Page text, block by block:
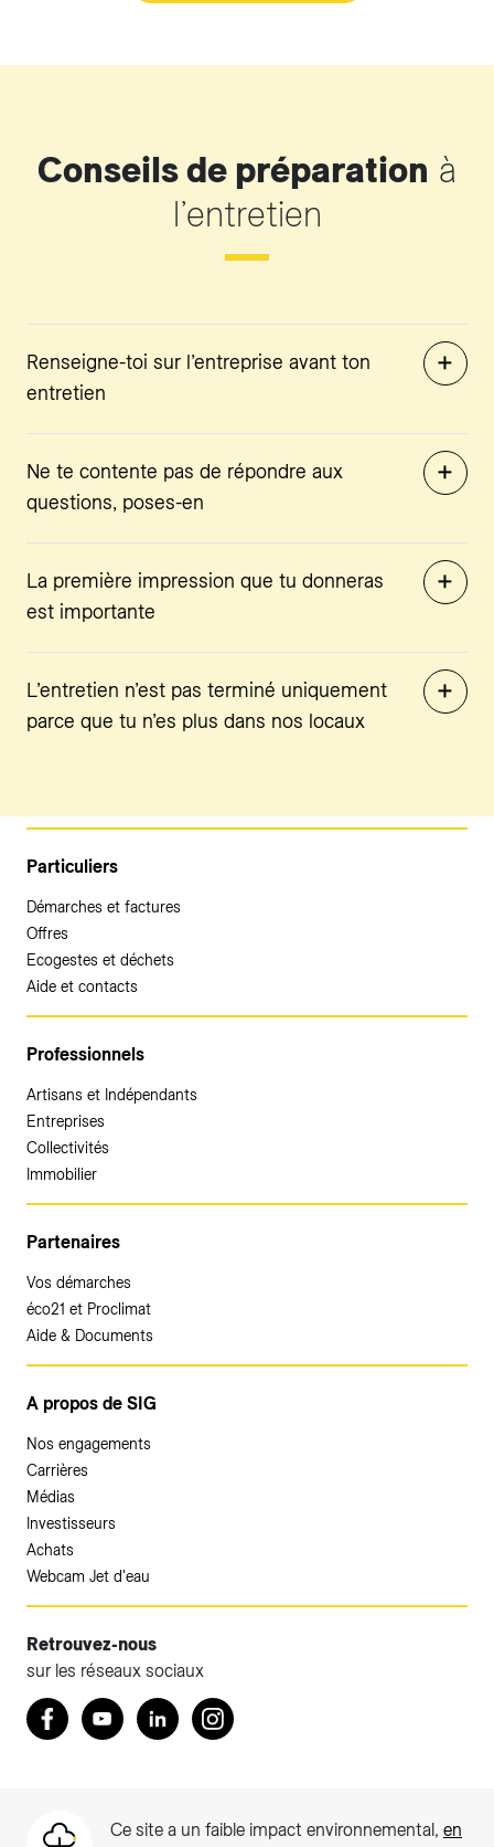
Conseils de préparation à
l’entretien
Renseigne-toi sur l’entreprise avant ton
entretien
Ne te contente pas de répondre aux
questions, poses-en
La première impression que tu donneras
est importante
L’entretien n’est pas terminé uniquement
parce que tu n’es plus dans nos locaux
Particuliers
Démarches et factures
Offres
Ecogestes et déchets
Aide et contacts
Professionnels
Artisans et Indépendants
Entreprises
Collectivités
Immobilier
Partenaires
Vos démarches
éco21 et Proclimat
Aide & Documents
A propos de SIG
Nos engagements
Carrières
Médias
Investisseurs
Achats
Webcam Jet d'eau
Retrouvez-nous
sur les réseaux sociaux
Retrouvez nous sur Facebook
YoutubeLinkedInInstagram
Ce site a un faible impact environnemental, en
Accéder à votre espace client SIG.
Votre espace client SIG n'est pas optimisé pour une
Particuliers)